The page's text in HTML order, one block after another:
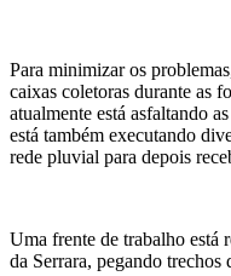
Para minimizar os
caixas coletoras durante as
atualmente está asfaltando
está também executando
rede pluvial para depois
Uma frente de trabalho está
da Serrara, pegando trechos